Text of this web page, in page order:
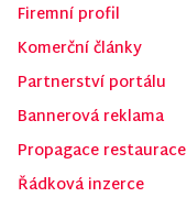
Firemní profil
Komerční články
Partnerství portálu
Bannerová reklama
Propagace restaurace
Řádková inzerce